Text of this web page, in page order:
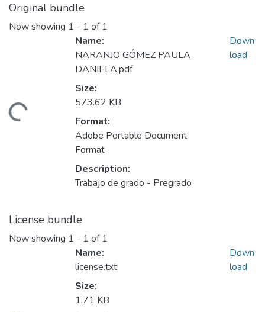
Original bundle
Now showing 1 - 1 of 1
Name:
NARANJO GÓMEZ PAULA
DANIELA.pdf
Size:
573.62 KB
Format:
Adobe Portable Document
Format
Description:
Trabajo de grado - Pregrado
Down
load
License bundle
Now showing 1 - 1 of 1
Name:
license.txt
Size:
1.71 KB
Down
load